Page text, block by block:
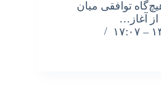
۱- برجام هیچ‌گاه توافقی میان
از آغاز…